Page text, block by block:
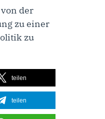
der
zu einer
zu
teilen
teilen